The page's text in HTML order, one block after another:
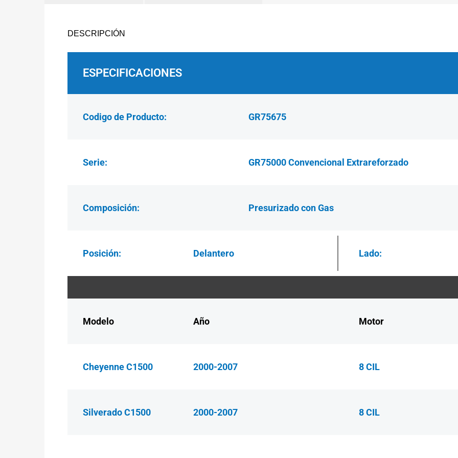
DESCRIPCIÓN
ESPECIFICACIONES
Codigo de Producto: GR75675
Serie: GR75000 Convencional Extrareforzado
Composición: Presurizado con Gas
Posición: Delantero Lado:
Modelo Año Motor
Cheyenne C1500 2000-2007 8 CIL
Silverado C1500 2000-2007 8 CIL